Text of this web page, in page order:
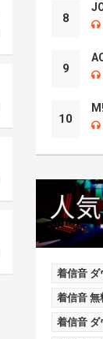
8
9
10
着信音 ダ
着信音 無
着信音 ダ